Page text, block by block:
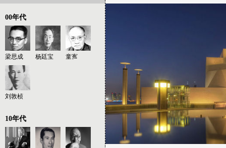
获奖名单公布【当代国际艺术与设
计数字典藏馆】荣誉收藏预入选资格
暨双年展【金曦奖】大赛获奖名单
作品征集预告：第二届“当代国际艺
术与设计数字典藏馆”暨第五届“当代
国际艺术与设计双年展”GSSP金曦奖
国际艺术与设计大赛
2022设计师必看：59届威尼斯艺术
双年展！
00年代
梁思成 杨廷宝 童寯
刘敦桢
10年代